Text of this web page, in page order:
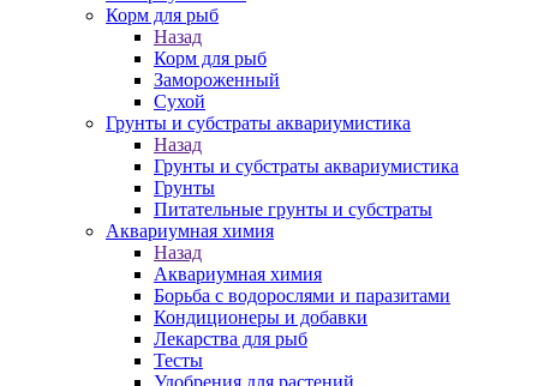
Корм для рыб
Назад
Корм для рыб
Замороженный
Сухой
Грунты и субстраты аквариумистика
Назад
Грунты и субстраты аквариумистика
Грунты
Питательные грунты и субстраты
Аквариумная химия
Назад
Аквариумная химия
Борьба с водорослями и паразитами
Кондиционеры и добавки
Лекарства для рыб
Тесты
Удобрения для растений